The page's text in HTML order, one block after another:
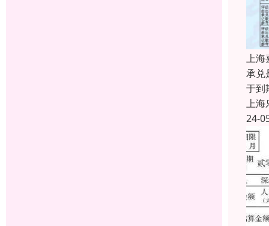
上海
承兑
于到
上海
24-